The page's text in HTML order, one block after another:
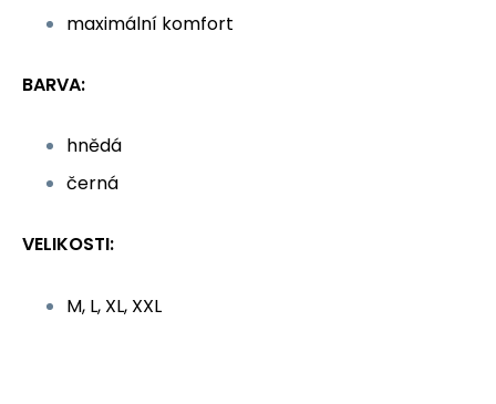
maximální komfort
BARVA:
hnědá
černá
VELIKOSTI:
M, L, XL, XXL